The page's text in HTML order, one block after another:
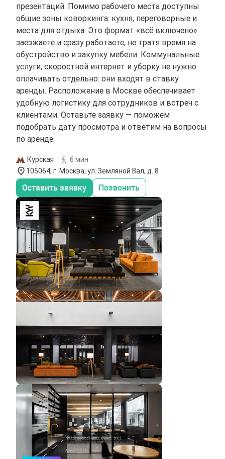
презентаций. Помимо рабочего места доступны
общие зоны коворкинга: кухня, переговорные и
места для отдыха. Это формат «всё включено»:
заезжаете и сразу работаете, не тратя время на
обустройство и закупку мебели. Коммунальные
услуги, скоростной интернет и уборку не нужно
оплачивать отдельно: они входят в ставку
аренды. Расположение в Москве обеспечивает
удобную логистику для сотрудников и встреч с
клиентами. Оставьте заявку — поможем
подобрать дату просмотра и ответим на вопросы
по аренде.
Курская
6 мин
105064, г. Москва, ул. Земляной Вал, д. 8
Оставить заявку Позвонить